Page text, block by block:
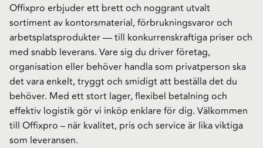
Offixpro erbjuder ett brett och noggrant utvalt
sortiment av kontorsmaterial, förbrukningsvaror och
arbetsplatsprodukter — till konkurrenskraftiga priser och
med snabb leverans. Vare sig du driver företag,
organisation eller behöver handla som privatperson ska
det vara enkelt, tryggt och smidigt att beställa det du
behöver. Med ett stort lager, flexibel betalning och
effektiv logistik gör vi inköp enklare för dig. Välkommen
till Offixpro – när kvalitet, pris och service är lika viktiga
som leveransen.